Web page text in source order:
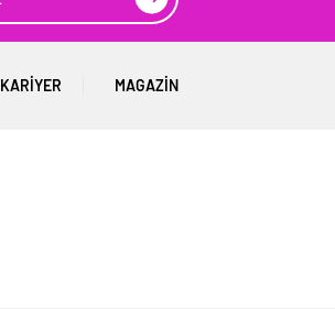
KARIYER MAGAZIN